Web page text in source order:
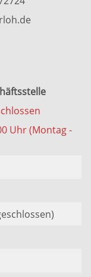
Uhr (Montag -